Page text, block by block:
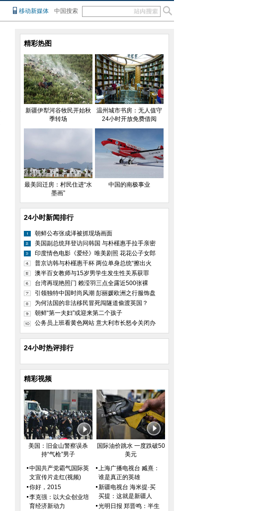
移动新媒体 中国搜索
精彩热图
新疆伊犁河谷牧民开始秋
季转场
温州城市书房：无人值守
24小时开放免费借阅
最美回迁房：村民住进“水
墨画”
中国的南极事业
24小时新闻排行
朝鲜公布张成泽被抓现场画面
美国副总统拜登访问韩国 与朴槿惠手拉手亲密
印度情色电影《爱经》唯美剧照 花花公子女郎
普京访韩与朴槿惠干杯 两位单身总统“擦出火
澳半百女教师与15岁男学生发生性关系获罪
台湾再现艳照门 赖滢羽三点全露近500张裸
引领独特中国时尚风潮 彭丽媛欧洲之行服饰盘
为何法国的非法移民冒死闯隧道偷渡英国？
朝鲜“第一夫妇”或迎来第二个孩子
公务员上班看黄色网站 意大利市长怒令关闭办
24小时热评排行
精彩视频
美国：旧金山警察误杀
持“气枪”男子
国际油价跳水 一度跌破50
美元
中国共产党霸气国际英
文宣传片走红(视频)
你好，2015
李克强：以大众创业培
育经济新动力
上海广播电视台 臧熹：
谁是真正的英雄
新疆电视台 海米提·买
买提：这就是新疆人
光明日报 郑晋鸣：半生